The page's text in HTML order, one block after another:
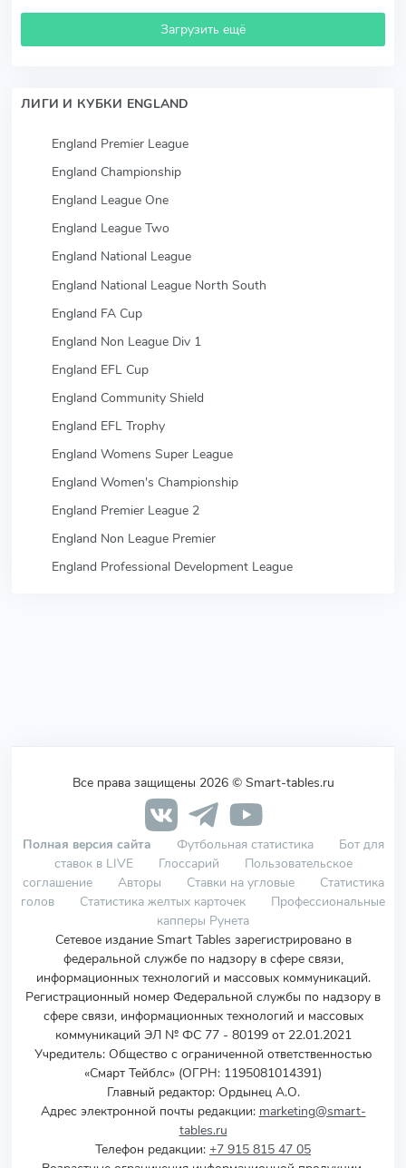
Загрузить ещё
ЛИГИ И КУБКИ ENGLAND
England Premier League
England Championship
England League One
England League Two
England National League
England National League North South
England FA Cup
England Non League Div 1
England EFL Cup
England Community Shield
England EFL Trophy
England Womens Super League
England Women's Championship
England Premier League 2
England Non League Premier
England Professional Development League
Все права защищены 2026 © Smart-tables.ru
Полная версия сайта Футбольная статистика
Бот для
ставок в LIVE
Глоссарий
Пользовательское
соглашение
Авторы Ставки на угловые
Статистика
голов
Статистика желтых карточек
Профессиональные
капперы Рунета
Сетевое издание Smart Tables зарегистрировано в
федеральной службе по надзору в сфере связи,
информационных технологий и массовых коммуникаций.
Регистрационный номер Федеральной службы по надзору в
сфере связи, информационных технологий и массовых
коммуникаций ЭЛ № ФС 77 - 80199 от 22.01.2021
Учредитель: Общество с ограниченной ответственностью
«Смарт Тейблс» (ОГРН: 1195081014391)
Главный редактор: Ордынец А.О.
Адрес электронной почты редакции: marketing@smart-
tables.ru
Телефон редакции: +7 915 815 47 05